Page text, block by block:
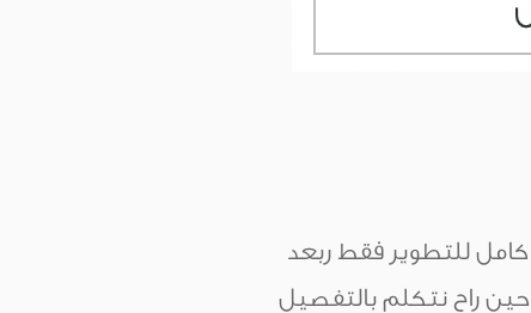
للتطوير فقط ربعد
راح نتكلم بالتفصيل